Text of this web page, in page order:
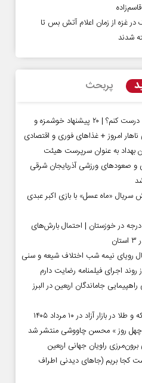
در غزه از زمان اعلام آتش بس تا
شدند
پربحث
ناهار چی درست کنم؟ | ۲۰ پیشنهاد خوشمزه و
ناهار امروز + غذاهای فوری و اقتصادی
بهداد به عنوان سرپرست هیئت
و صعودهای ورزشی آذربایجان شرقی
سریال «ماه عسل» با بازی اکبر عبدی
دمای ۵۰ درجه در خوزستان | احتمال بارش‌های
رویای نیمه شب اختلاف شیعه و سنی
اجرای فیلمنامه رضایت دارم
جاماندگان اربعین در البرز
در بازار آزاد در ۱۰ مرداد ۱۴۰۵
روز » محسن چاووشی منتشر شد
راویان جهانی اربعین
کجا بریم (جاهای دیدنی اطراف